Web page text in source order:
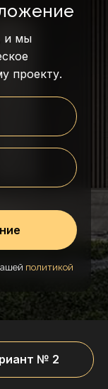
политикой
и мы
проекту.
№ 2